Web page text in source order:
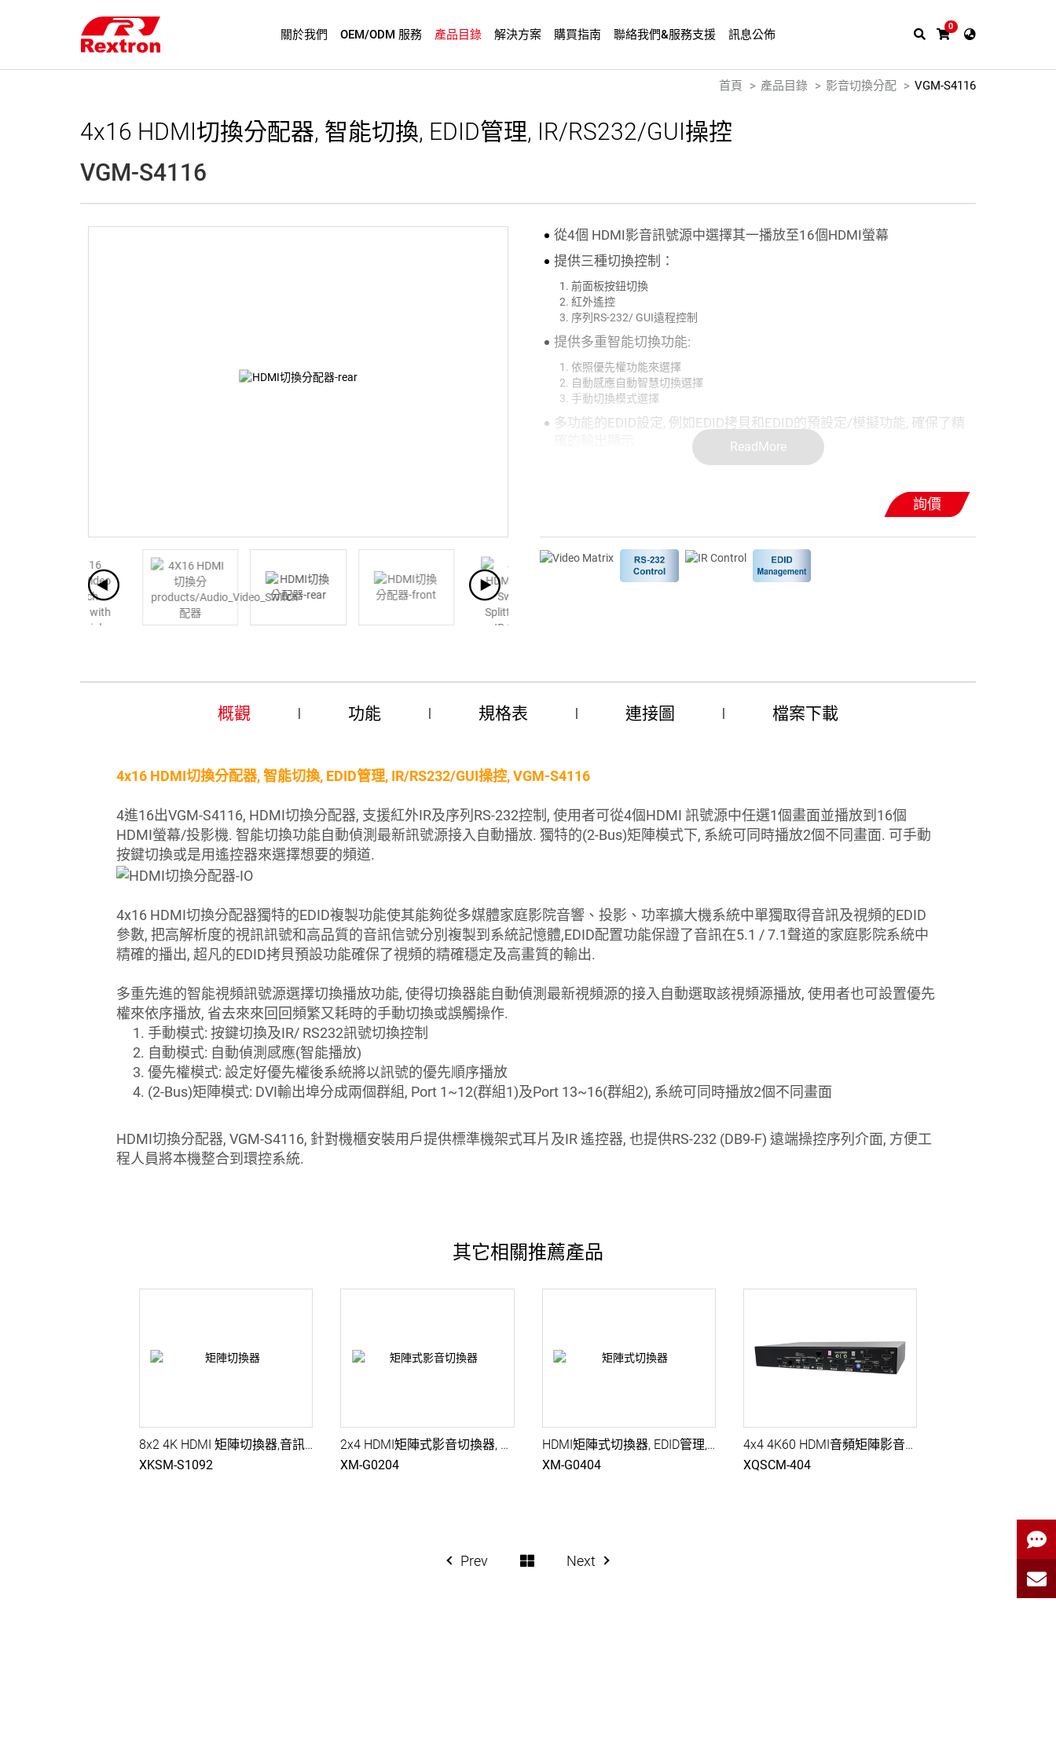
關於我們 OEM/ODM 服務 產品目錄 解決方案 購買指南 聯絡我們&服務支援 訊息公佈
0
首頁 產品目錄 影音切換分配 VGM-S4116
4x16 HDMI切換分配器, 智能切換, EDID管理, IR/RS232/GUI操控
VGM-S4116
ReadMore
從4個 HDMI影音訊號源中選擇其一播放至16個HDMI螢幕
提供三種切換控制：
前面板按鈕切換
紅外遙控
序列RS-232/ GUI遠程控制
提供多重智能切換功能:
依照優先權功能來選擇
自動感應自動智慧切換選擇
手動切換模式選擇
多功能的EDID設定, 例如EDID拷貝和EDID的預設定/模擬功能, 確保了精
圖形描述系統(GUI)讓操作更簡單、更高效
詢價
概觀 功能 規格表 連接圖 檔案下載
4x16 HDMI切換分配器, 智能切換, EDID管理, IR/RS232/GUI操控, VGM-S4116
4進16出VGM-S4116, HDMI切換分配器, 支援紅外IR及序列RS-232控制, 使用者可從4個HDMI 訊號源中任選1個畫面並播放到16個
HDMI螢幕/投影機. 智能切換功能自動偵測最新訊號源接入自動播放. 獨特的(2-Bus)矩陣模式下, 系統可同時播放2個不同畫面. 可手動
按鍵切換或是用遙控器來選擇想要的頻道.
4x16 HDMI切換分配器獨特的EDID複製功能使其能夠從多媒體家庭影院音響、投影、功率擴大機系統中單獨取得音訊及視頻的EDID
參數, 把高解析度的視訊訊號和高品質的音訊信號分別複製到系統記憶體,EDID配置功能保證了音訊在5.1 / 7.1聲道的家庭影院系統中
精確的播出, 超凡的EDID拷貝預設功能確保了視頻的精確穩定及高畫質的輸出.
多重先進的智能視頻訊號源選擇切換播放功能, 使得切換器能自動偵測最新視頻源的接入自動選取該視頻源播放, 使用者也可設置優先
權來依序播放, 省去來來回回頻繁又耗時的手動切換或誤觸操作.
手動模式: 按鍵切換及IR/ RS232訊號切換控制
自動模式: 自動偵測感應(智能播放)
優先權模式: 設定好優先權後系統將以訊號的優先順序播放
(2-Bus)矩陣模式: DVI輸出埠分成兩個群組, Port 1~12(群組1)及Port 13~16(群組2), 系統可同時播放2個不同畫面
HDMI切換分配器, VGM-S4116, 針對機櫃安裝用戶提供標準機架式耳片及IR 遙控器, 也提供RS-232 (DB9-F) 遠端操控序列介面, 方便工
程人員將本機整合到環控系統.
其它相關推薦產品
8x2 4K HDMI 矩陣切換器,音訊嵌入,智能切換,串接擴充,EDID,IR/RS232控制
XKSM-S1092
2x4 HDMI矩陣式影音切換器, EDID管理, IR/RS232/GUI操控
XM-G0204
HDMI矩陣式切換器, EDID管理, IR/RS232/GUI操控
XM-G0404
4x4 4K60 HDMI音頻矩陣影音切換器, 無縫瞬切, 音源融合分離, EDID模擬, 預置設定管理, HDCP設定, 紅外及RS232控制
XQSCM-404
Prev Next